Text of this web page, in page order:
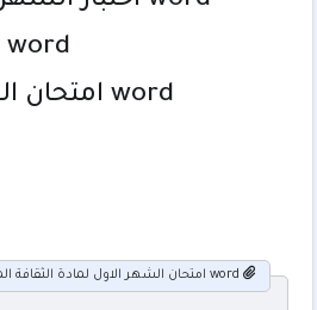
word امتحان شهر اول ثقافة مالية صف سابع فصل ثاني 2025
word امتحان الشهر الاول لمادة الثقافة المالية للصف السابع الفصل الثاني 2025